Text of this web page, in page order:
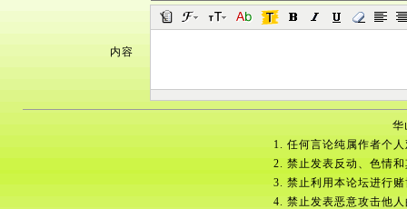
内容
华
1. 任何言论纯属作者个
2. 禁止发表反动、色情
3. 禁止利用本论坛进行
4. 禁止发表恶意攻击他